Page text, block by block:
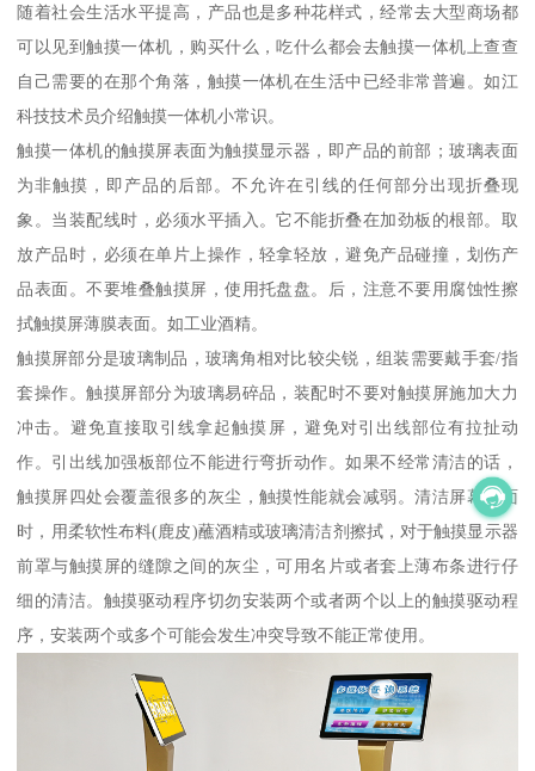
随着社会生活水平提高，产品也是多种花样式，经常去大型商场都
可以见到触摸一体机，购买什么，吃什么都会去触摸一体机上查查
自己需要的在那个角落，触摸一体机在生活中已经非常普遍。如江
科技技术员介绍触摸一体机小常识。
触摸一体机的触摸屏表面为触摸显示器，即产品的前部；玻璃表面
为非触摸，即产品的后部。不允许在引线的任何部分出现折叠现
象。当装配线时，必须水平插入。它不能折叠在加劲板的根部。取
放产品时，必须在单片上操作，轻拿轻放，避免产品碰撞，划伤产
品表面。不要堆叠触摸屏，使用托盘盘。后，注意不要用腐蚀性擦
拭触摸屏薄膜表面。如工业酒精。
触摸屏部分是玻璃制品，玻璃角相对比较尖锐，组装需要戴手套/指
套操作。触摸屏部分为玻璃易碎品，装配时不要对触摸屏施加大力
冲击。避免直接取引线拿起触摸屏，避免对引出线部位有拉扯动
作。引出线加强板部位不能进行弯折动作。如果不经常清洁的话，
触摸屏四处会覆盖很多的灰尘，触摸性能就会减弱。清洁屏幕表面
时，用柔软性布料(鹿皮)蘸酒精或玻璃清洁剂擦拭，对于触摸显示器
前罩与触摸屏的缝隙之间的灰尘，可用名片或者套上薄布条进行仔
细的清洁。触摸驱动程序切勿安装两个或者两个以上的触摸驱动程
序，安装两个或多个可能会发生冲突导致不能正常使用。